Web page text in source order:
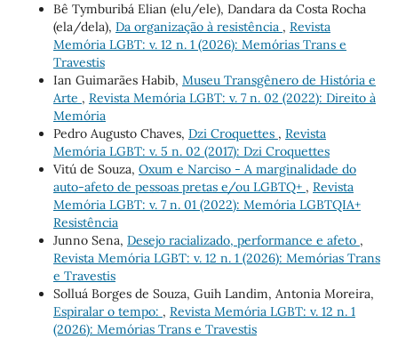
Bê Tymburibá Elian (elu/ele), Dandara da Costa Rocha
(ela/dela), Da organização à resistência , Revista
Memória LGBT: v. 12 n. 1 (2026): Memórias Trans e
Travestis
Ian Guimarães Habib, Museu Transgênero de História e
Arte , Revista Memória LGBT: v. 7 n. 02 (2022): Direito à
Memória
Pedro Augusto Chaves, Dzi Croquettes , Revista
Memória LGBT: v. 5 n. 02 (2017): Dzi Croquettes
Vitú de Souza, Oxum e Narciso - A marginalidade do
auto-afeto de pessoas pretas e/ou LGBTQ+ , Revista
Memória LGBT: v. 7 n. 01 (2022): Memória LGBTQIA+
Resistência
Junno Sena, Desejo racializado, performance e afeto ,
Revista Memória LGBT: v. 12 n. 1 (2026): Memórias Trans
e Travestis
Solluá Borges de Souza, Guih Landim, Antonia Moreira,
Espiralar o tempo: , Revista Memória LGBT: v. 12 n. 1
(2026): Memórias Trans e Travestis